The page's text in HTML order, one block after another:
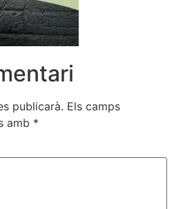
publicarà. Els camps
amb *